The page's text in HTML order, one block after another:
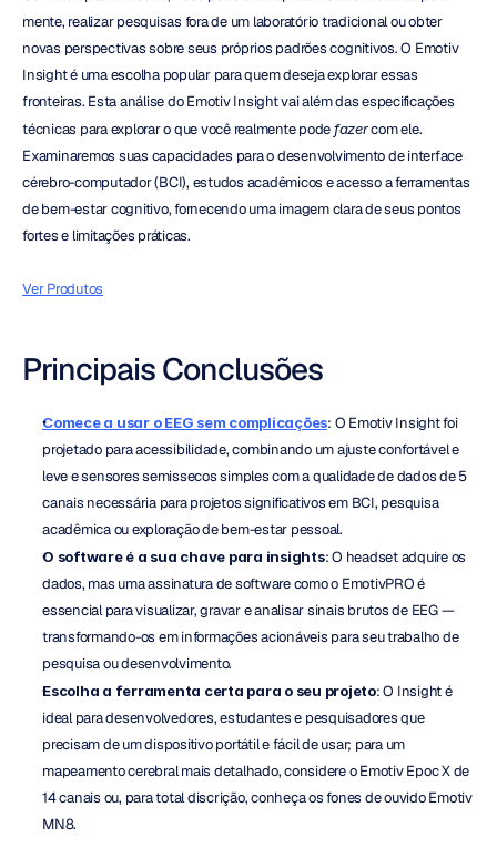
mente, realizar pesquisas fora de um laboratório tradicional ou obter
novas perspectivas sobre seus próprios padrões cognitivos. O Emotiv
Insight é uma escolha popular para quem deseja explorar essas
fronteiras. Esta análise do Emotiv Insight vai além das especificações
técnicas para explorar o que você realmente pode fazer com ele.
Examinaremos suas capacidades para o desenvolvimento de interface
cérebro-computador (BCI), estudos acadêmicos e acesso a ferramentas
de bem-estar cognitivo, fornecendo uma imagem clara de seus pontos
fortes e limitações práticas.
Ver Produtos
Principais Conclusões
Comece a usar o EEG sem complicações: O Emotiv Insight foi
projetado para acessibilidade, combinando um ajuste confortável e
leve e sensores semissecos simples com a qualidade de dados de 5
canais necessária para projetos significativos em BCI, pesquisa
acadêmica ou exploração de bem-estar pessoal.
O software é a sua chave para insights: O headset adquire os
dados, mas uma assinatura de software como o EmotivPRO é
essencial para visualizar, gravar e analisar sinais brutos de EEG —
transformando-os em informações acionáveis para seu trabalho de
pesquisa ou desenvolvimento.
Escolha a ferramenta certa para o seu projeto: O Insight é
ideal para desenvolvedores, estudantes e pesquisadores que
precisam de um dispositivo portátil e fácil de usar; para um
mapeamento cerebral mais detalhado, considere o Emotiv Epoc X de
14 canais ou, para total discrição, conheça os fones de ouvido Emotiv
MN8.